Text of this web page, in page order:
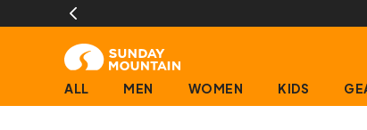
ALL MEN WOMEN KIDS